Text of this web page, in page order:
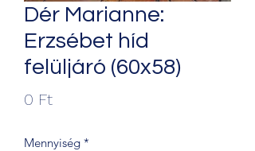
Dér Marianne:
Erzsébet híd
felüljáró (60x58)
0 FtÁr
Mennyiség *